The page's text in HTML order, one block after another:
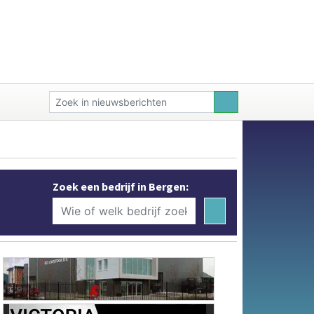
Zoek een bedrijf in Bergen: